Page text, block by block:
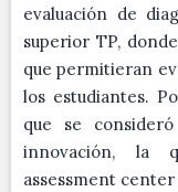
evaluación de
superior TP,
que permitieran
los estudiantes.
que se
innovación, la
assessment